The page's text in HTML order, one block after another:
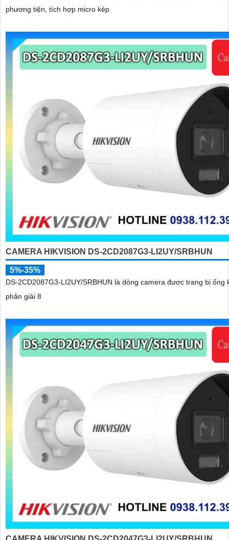
phương tiện, tích hợp micro kép
CAMERA HIKVISION DS-2CD2087G3-LI2UY/SRBHUN
5%-35%
DS-2CD2087G3-LI2UY/SRBHUN là dòng camera được trang bị ống
phân giải 8